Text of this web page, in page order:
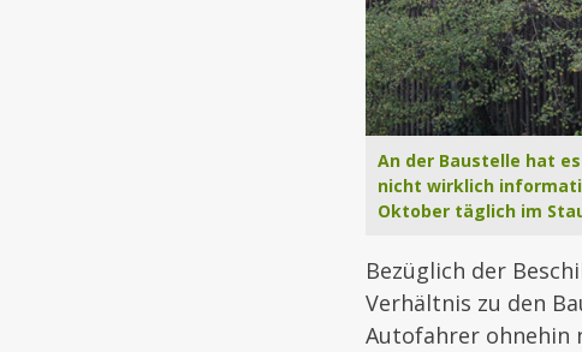
An der Baustelle hat
nicht wirklich
Oktober täglich im
Bezüglich der
Verhältnis zu den
Autofahrer ohnehin